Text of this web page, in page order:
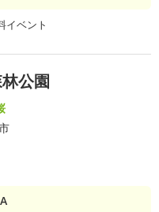
イベント
公園